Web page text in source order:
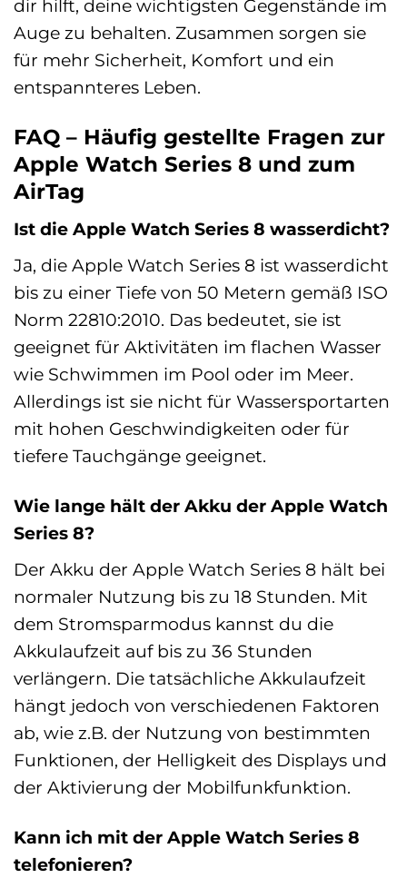
dir hilft, deine wichtigsten Gegenstände im
Auge zu behalten. Zusammen sorgen sie
für mehr Sicherheit, Komfort und ein
entspannteres Leben.
FAQ – Häufig gestellte Fragen zur
Apple Watch Series 8 und zum
AirTag
Ist die Apple Watch Series 8 wasserdicht?
Ja, die Apple Watch Series 8 ist wasserdicht
bis zu einer Tiefe von 50 Metern gemäß ISO
Norm 22810:2010. Das bedeutet, sie ist
geeignet für Aktivitäten im flachen Wasser
wie Schwimmen im Pool oder im Meer.
Allerdings ist sie nicht für Wassersportarten
mit hohen Geschwindigkeiten oder für
tiefere Tauchgänge geeignet.
Wie lange hält der Akku der Apple Watch
Series 8?
Der Akku der Apple Watch Series 8 hält bei
normaler Nutzung bis zu 18 Stunden. Mit
dem Stromsparmodus kannst du die
Akkulaufzeit auf bis zu 36 Stunden
verlängern. Die tatsächliche Akkulaufzeit
hängt jedoch von verschiedenen Faktoren
ab, wie z.B. der Nutzung von bestimmten
Funktionen, der Helligkeit des Displays und
der Aktivierung der Mobilfunkfunktion.
Kann ich mit der Apple Watch Series 8
telefonieren?